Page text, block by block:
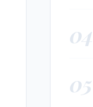
04
05